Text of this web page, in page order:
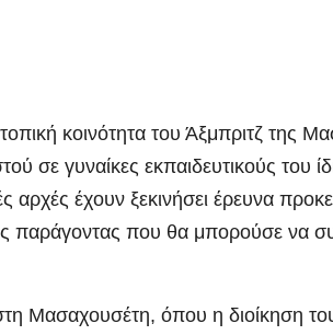
κοινότητα του Άξμπριτζ της
σε γυναίκες εκπαιδευτικούς του
αρχές έχουν ξεκινήσει έρευνα
παράγοντας που θα μπορούσε να
Μασαχουσέτη, όπου η διοίκηση